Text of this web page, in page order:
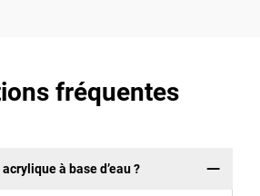
fréquentes
à base d’eau ?